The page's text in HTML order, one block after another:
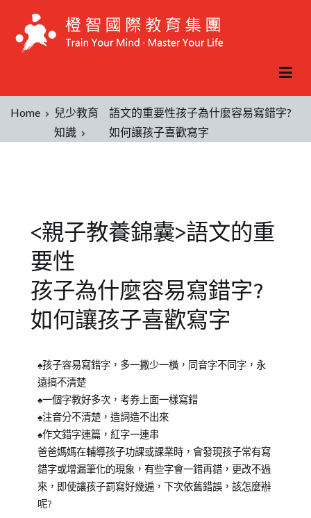
Home
兒少教育
知識
語文的重要性孩子為什麼容易寫錯字?
如何讓孩子喜歡寫字
<親子教養錦囊>語文的重
要性
孩子為什麼容易寫錯字?
如何讓孩子喜歡寫字
on
2022-
11-
24
兒
少
教
育
知
識,
中
文
中
文
力,
中
文
閱
讀,
幼
兒
♠孩子容易寫錯字，多一撇少一橫，同音字不同字，永
遠搞不清楚
♠一個字教好多次，考券上面一樣寫錯
♠注音分不清楚，造詞造不出來
♠作文錯字連篇，紅字一連串
爸爸媽媽在輔導孩子功課或課業時，會發現孩子常有寫
錯字或增漏筆化的現象，有些字會一錯再錯，更改不過
來，即使讓孩子罰寫好幾遍，下次依舊錯誤，該怎麼辦
呢?